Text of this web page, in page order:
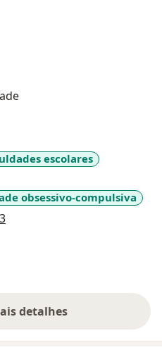
e Teorias da
de uma família
oporte e manuseio da
Mente Resiliente.
necessárias para o
mental, ajudando a lidar
escolares
obsessivo-compulsiva
a11y_sr_more_diseases
detalhes
sobre a experiência